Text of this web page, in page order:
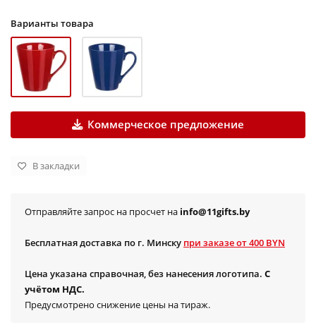
Варианты товара
Коммерческое предложение
В закладки
Отправляйте запрос на просчет на info@11gifts.by
Бесплатная доставка по г. Минску при заказе от 400 BYN
Цена указана справочная, без нанесения логотипа. С
учётом НДС.
Предусмотрено снижение цены на тираж.